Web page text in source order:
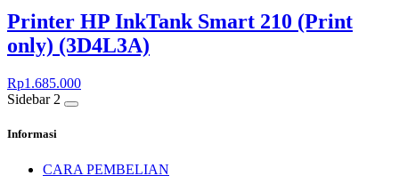
Printer HP InkTank Smart 210 (Print
only) (3D4L3A)
Rp1.685.000
Sidebar 2
Informasi
CARA PEMBELIAN